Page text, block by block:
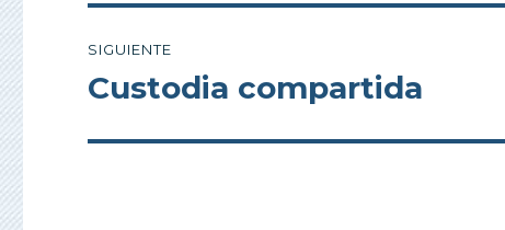
SIGUIENTE
Entrada
Custodia compartida